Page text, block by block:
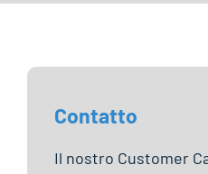
Contatto
Il nostro Customer